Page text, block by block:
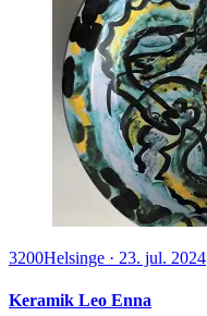
3200Helsinge · 23. jul. 2024
Keramik Leo Enna